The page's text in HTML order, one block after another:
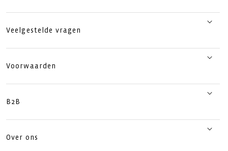
Veelgestelde vragen
Voorwaarden
B2B
Over ons